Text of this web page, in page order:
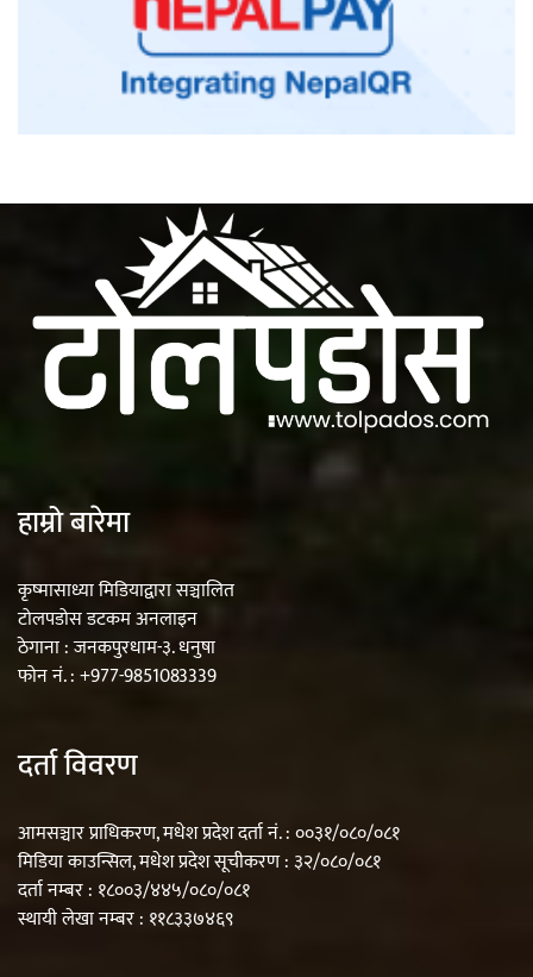
हाम्रो बारेमा
कृष्मासाध्या मिडियाद्वारा सञ्चालित
टोलपडोस डटकम अनलाइन
ठेगाना : जनकपुरधाम-३. धनुषा
फोन नं. : +977-9851083339
दर्ता विवरण
आमसञ्चार प्राधिकरण, मधेश प्रदेश दर्ता नं. : ००३१/०८०/०८१
मिडिया काउन्सिल, मधेश प्रदेश सूचीकरण : ३२/०८०/०८१
दर्ता नम्बर : १८००३/४४५/०८०/०८१
स्थायी लेखा नम्बर : ११८३३७४६९